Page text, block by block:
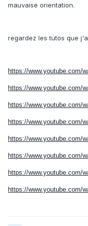
mauvaise orientation.
regardez les tutos que
https://www.youtube.com/
https://www.youtube.com/
https://www.youtube.com/
https://www.youtube.com/
https://www.youtube.com/
https://www.youtube.com/
https://www.youtube.com/
https://www.youtube.com/